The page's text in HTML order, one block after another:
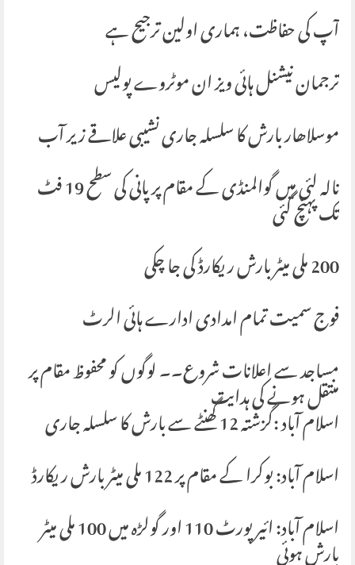
آپ کی حفاظت، ہماری اولین ترجیح ہے
ترجمان نیشنل ہائی ویز ان موٹروے پولیس
موسلاھار بارش کا سلسلہ جاری نشیبی علاقے زیر آب
نالہ لئی میں گوالمنڈی کے مقام پر پانی کی سطح 19 فٹ
تک پہنچ گئی
200 ملی میٹر بارش ریکارڈ کی جا چکی
فوج سمیت تمام امدادی ادارے ہائی الرٹ
مساجد سے اعلانات شروع۔۔ لوگوں کو محفوظ مقام پر
منتقل ہونے کی ہدایت
اسلام آباد :گزشتہ 12 گھنٹے سے بارش کا سلسلہ جاری
اسلام آباد: بوکرا کے مقام پر 122 ملی میٹر بارش ریکارڈ
اسلام آباد: ائیرپورٹ 110 اور گولڑہ میں 100 ملی میٹر